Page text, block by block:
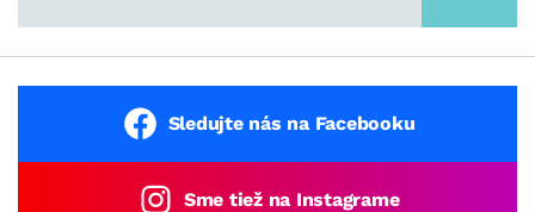
Sledujte nás na Facebooku
Sme tiež na Instagrame